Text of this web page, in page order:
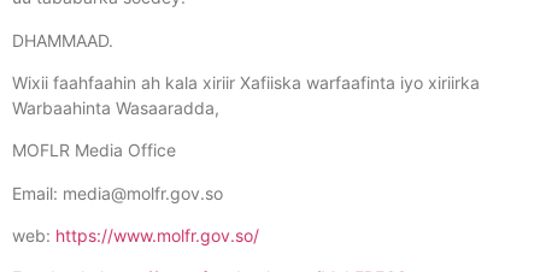
DHAMMAAD.
Wixii faahfaahin ah kala xiriir Xafiiska warfaafinta iyo xiriirka
Warbaahinta Wasaaradda,
MOFLR Media Office
Email: media@molfr.gov.so
web: https://www.molfr.gov.so/